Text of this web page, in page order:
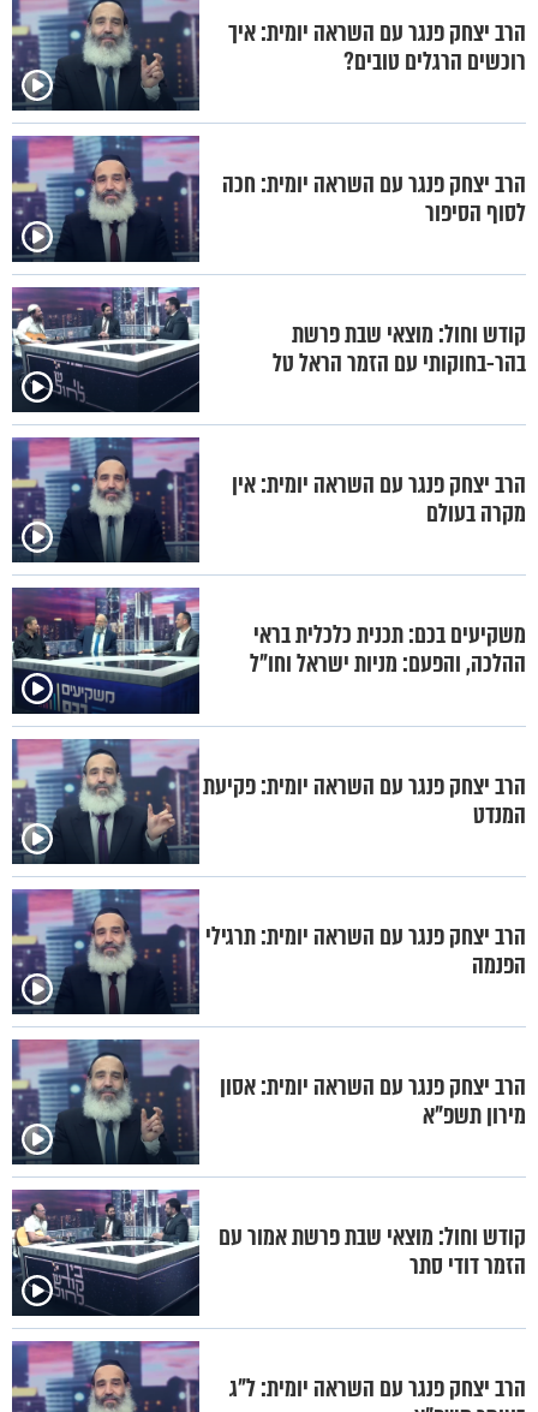
הרב יצחק פנגר עם השראה יומית: איך
רוכשים הרגלים טובים?
הרב יצחק פנגר עם השראה יומית: חכה
לסוף הסיפור
קודש וחול: מוצאי שבת פרשת
בהר-בחוקותי עם הזמר הראל טל
הרב יצחק פנגר עם השראה יומית: אין
מקרה בעולם
משקיעים בכם: תכנית כלכלית בראי
ההלכה, והפעם: מניות ישראל וחו"ל
הרב יצחק פנגר עם השראה יומית: פקיעת
המנדט
הרב יצחק פנגר עם השראה יומית: תרגילי
הפנמה
הרב יצחק פנגר עם השראה יומית: אסון
מירון תשפ"א
קודש וחול: מוצאי שבת פרשת אמור עם
הזמר דודי סתר
הרב יצחק פנגר עם השראה יומית: ל"ג